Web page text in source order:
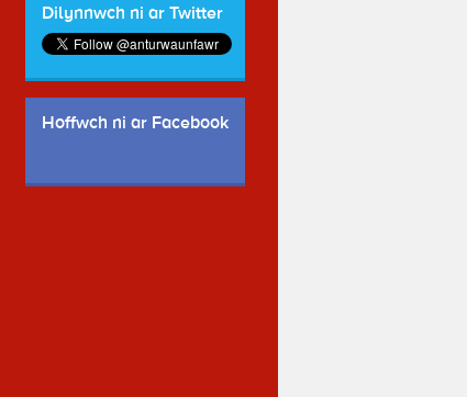
Dilynnwch ni ar Twitter
Hoffwch ni ar Facebook